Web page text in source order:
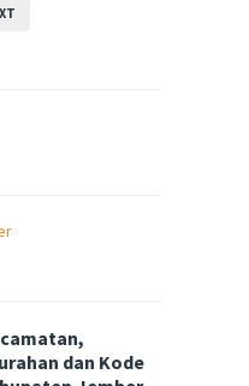
dan Kode